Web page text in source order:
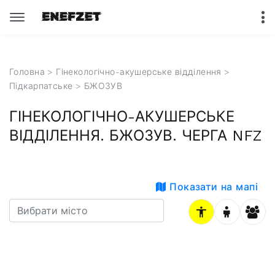
Головна > Гінекологічно-акушерське відділення >
Підкарпатське > БЖОЗУВ
ГІНЕКОЛОГІЧНО-АКУШЕРСЬКЕ
ВІДДІЛЕННЯ. БЖОЗУВ. ЧЕРГА NFZ
Показати на мапі